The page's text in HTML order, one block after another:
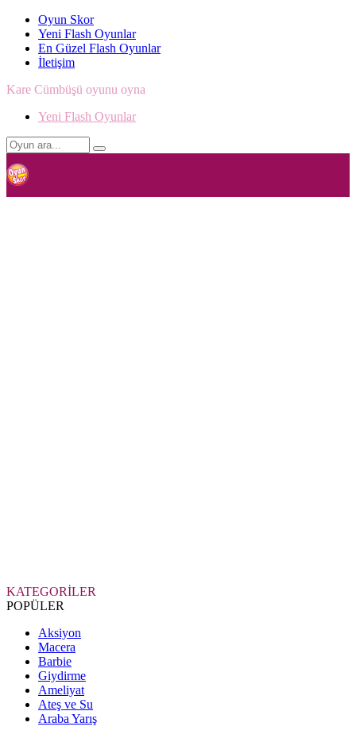
Oyun Skor
Yeni Flash Oyunlar
En Güzel Flash Oyunlar
İletişim
Kare Cümbüşü oyunu oyna
Yeni Flash Oyunlar
KATEGORİLER
POPÜLER
Aksiyon
Macera
Barbie
Giydirme
Ameliyat
Ateş ve Su
Araba Yarış